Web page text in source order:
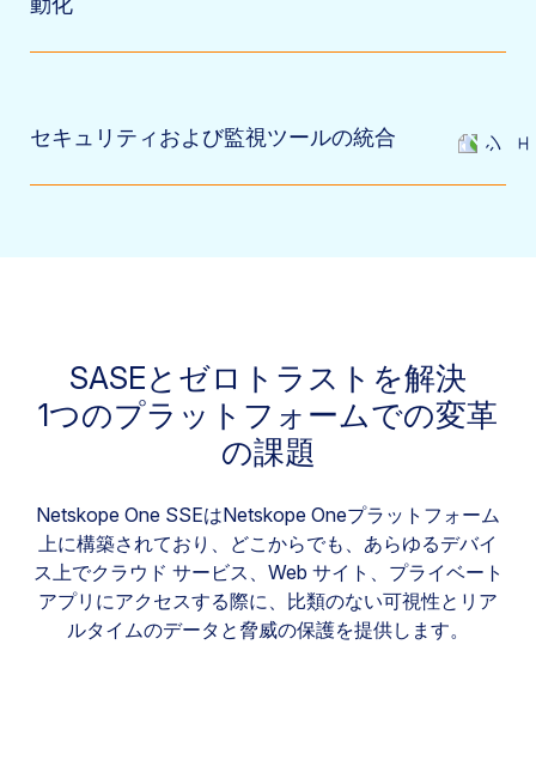
セキュリティおよび監視ツールの統合
SASEとゼロトラストを解決
1つのプラットフォームでの変革
の課題
Netskope One SSEはNetskope Oneプラットフォーム
上に構築されており、どこからでも、あらゆるデバイ
ス上でクラウド サービス、Web サイト、プライベート
アプリにアクセスする際に、比類のない可視性とリア
ルタイムのデータと脅威の保護を提供します。